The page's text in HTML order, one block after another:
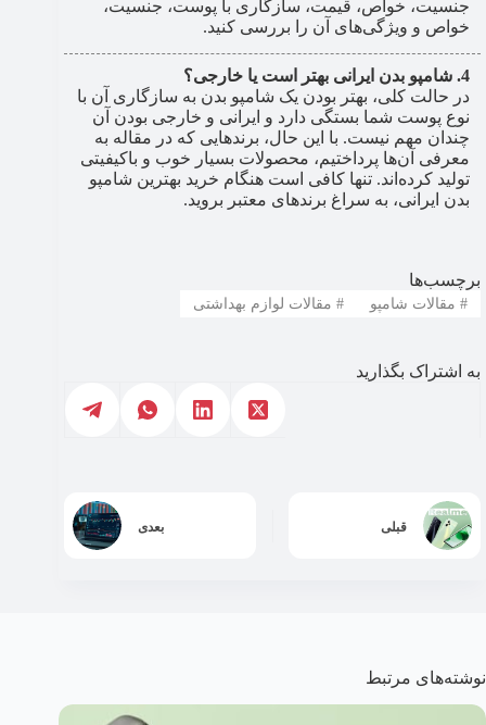
جنسیت، خواص، قیمت، سازگاری با پوست، جنسیت،
خواص و ویژگی‌های آن را بررسی کنید.
شامپو بدن ایرانی بهتر است یا خارجی؟
در حالت کلی، بهتر بودن یک شامپو بدن به سازگاری آن با
نوع پوست شما بستگی دارد و ایرانی و خارجی بودن آن
چندان مهم نیست. با این حال، برندهایی که در مقاله به
معرفی آن‌ها پرداختیم، محصولات بسیار خوب و باکیفیتی
تولید کرده‌اند. تنها کافی است هنگام خرید بهترین شامپو
بدن ایرانی، به سراغ برندهای معتبر بروید.
برچسب‌ها
#مقالات شامپو #مقالات لوازم بهداشتی
به اشتراک بگذارید
قبلی بعدی
نوشته‌های مرتبط